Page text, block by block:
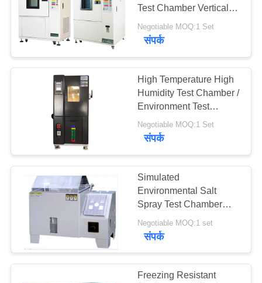
Test Chamber Vertical
Lab Test Instrument
Negotiable MOQ:1 Set
संपर्क
High Temperature High
Humidity Test Chamber /
Environment Test
Chamber
Negotiable MOQ:1 Set
संपर्क
Simulated
Environmental Salt
Spray Test Chamber
With LCD Display PID
Controller
Negotiable MOQ:1 set
संपर्क
Freezing Resistant